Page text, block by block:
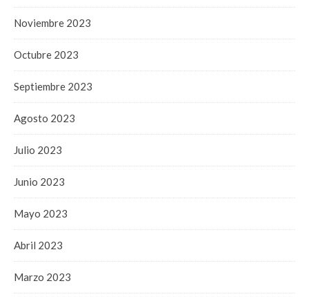
Noviembre 2023
Octubre 2023
Septiembre 2023
Agosto 2023
Julio 2023
Junio 2023
Mayo 2023
Abril 2023
Marzo 2023